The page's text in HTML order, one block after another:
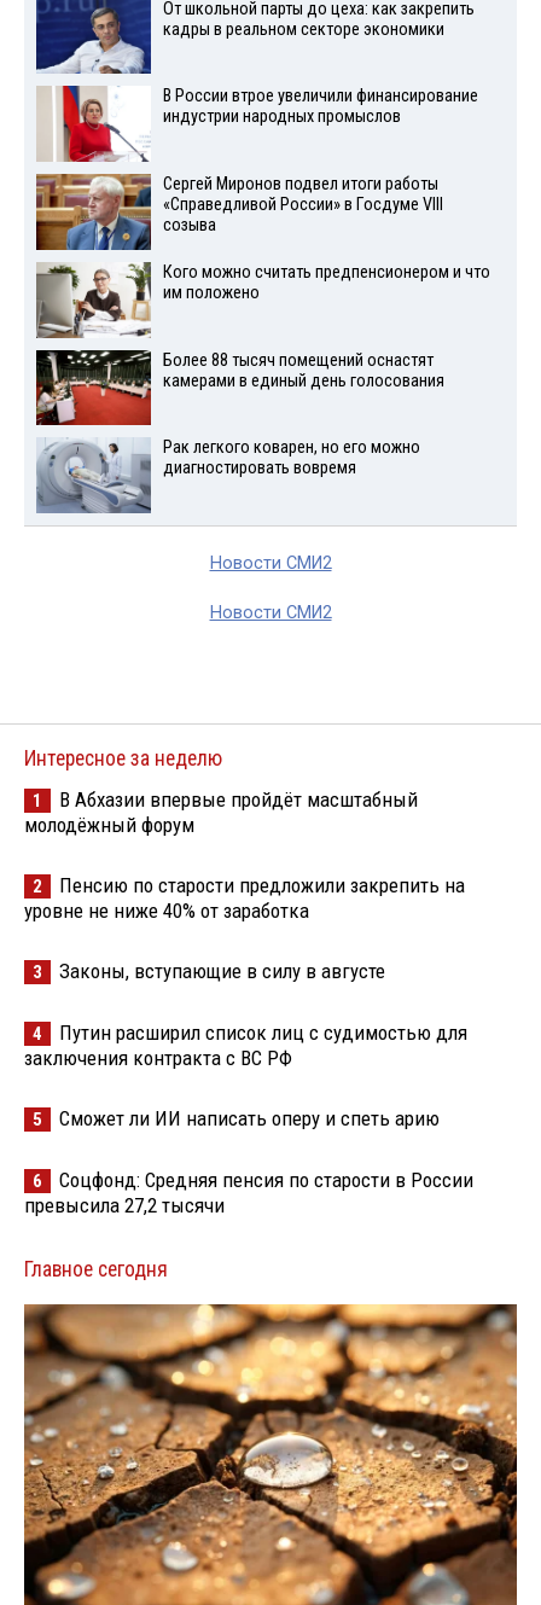
От школьной парты до цеха: как закрепить
кадры в реальном секторе экономики
В России втрое увеличили финансирование
индустрии народных промыслов
Сергей Миронов подвел итоги работы
«Справедливой России» в Госдуме VIII
созыва
Кого можно считать предпенсионером и что
им положено
Более 88 тысяч помещений оснастят
камерами в единый день голосования
Рак легкого коварен, но его можно
диагностировать вовремя
Новости СМИ2
Новости СМИ2
Интересное за неделю
1
В Абхазии впервые пройдёт масштабный
молодёжный форум
2
Пенсию по старости предложили закрепить на
уровне не ниже 40% от заработка
3 Законы, вступающие в силу в августе
4
Путин расширил список лиц с судимостью для
заключения контракта с ВС РФ
5 Сможет ли ИИ написать оперу и спеть арию
6
Соцфонд: Средняя пенсия по старости в России
превысила 27,2 тысячи
Главное сегодня